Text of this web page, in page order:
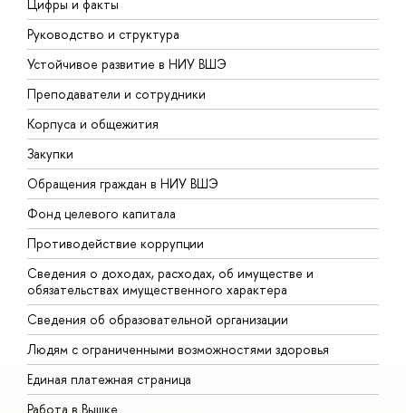
Цифры и факты
Руководство и структура
Устойчивое развитие в НИУ ВШЭ
Преподаватели и сотрудники
Корпуса и общежития
Закупки
Обращения граждан в НИУ ВШЭ
Фонд целевого капитала
Противодействие коррупции
Сведения о доходах, расходах, об имуществе и
обязательствах имущественного характера
Сведения об образовательной организации
Людям с ограниченными возможностями здоровья
Единая платежная страница
Работа в Вышке